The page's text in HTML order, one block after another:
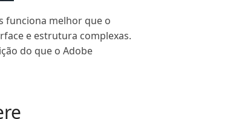
funciona melhor que o
e estrutura complexas.
do que o Adobe